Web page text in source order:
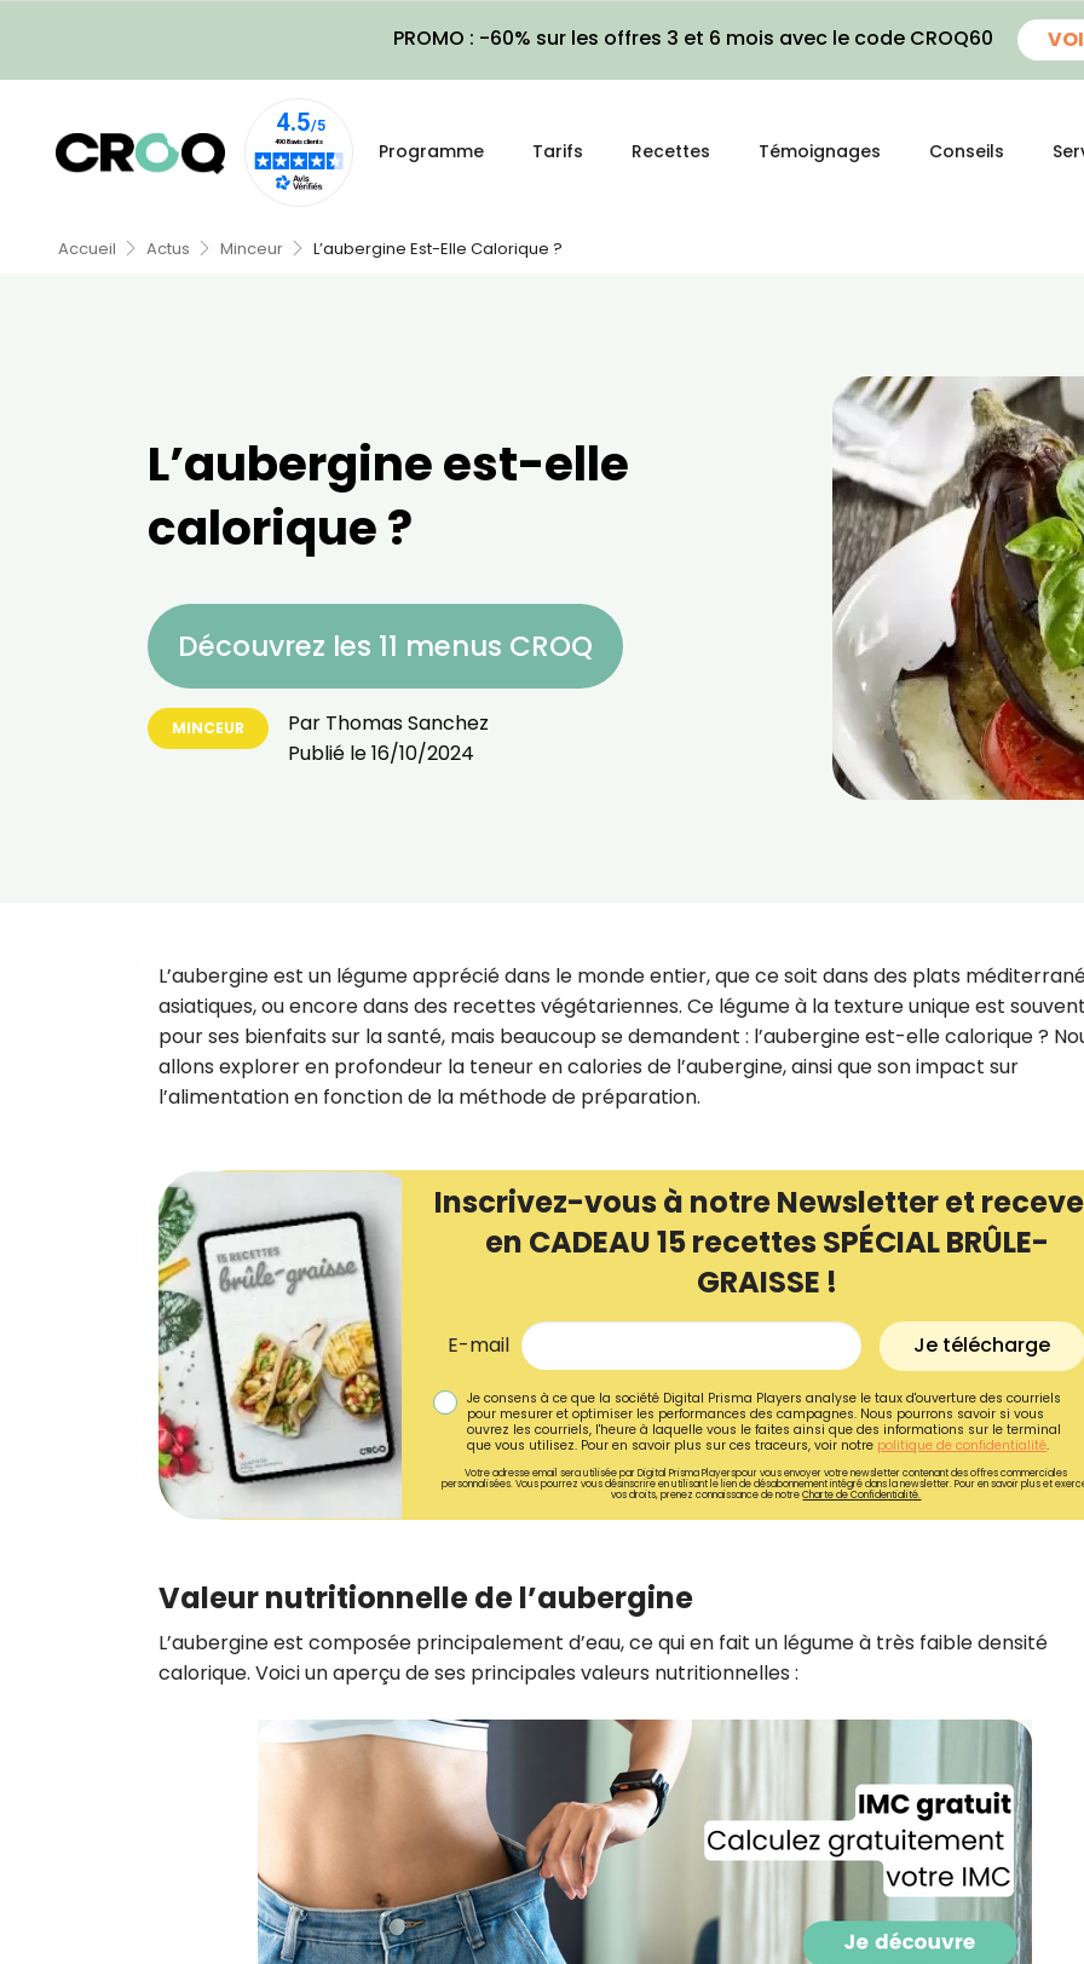
PROMO : -60% sur les offres 3 et 6 mois avec le code CROQ60
Programme Tarifs Recettes Témoignages Conseils
Accueil Actus Minceur L’aubergine Est-Elle Calorique ?
L’aubergine est-elle
calorique ?
Découvrez les 11 menus CROQ
MINCEUR Par Thomas Sanchez
Publié le16/10/2024
L’aubergine est un légume apprécié dans le monde entier, que ce soit dans des plats
asiatiques, ou encore dans des recettes végétariennes. Ce légume à la texture unique est
pour ses bienfaits sur la santé, mais beaucoup se demandent : l’aubergine est-elle calorique ?
allons explorer en profondeur la teneur en calories de l’aubergine, ainsi que son impact sur
l’alimentation en fonction de la méthode de préparation.
Inscrivez-vous à notre Newsletter et
en CADEAU 15 recettes SPÉCIAL BRÛLE-
GRAISSE !
E-mail Je télécharge
Je consens à ce que la société Digital Prisma Players analyse le taux d'ouverture des courriels
pour mesurer et optimiser les performances des campagnes. Nous pourrons savoir si vous
ouvrez les courriels, l'heure à laquelle vous le faites ainsi que des informations sur le terminal
que vous utilisez. Pour en savoir plus sur ces traceurs, voir notre politique de confidentialité.
Votre adresse email sera utilisée par Digital Prisma Playerspour vous envoyer votre newsletter contenant des offres commerciales
personnalisées. Vous pourrez vous désinscrire en utilisant le lien de désabonnement intégré dans la newsletter. Pour en savoir plus et
vos droits, prenez connaissance de notreCharte de Confidentialité.
Valeur nutritionnelle de l’aubergine
L’aubergine est composée principalement d’eau, ce qui en fait un légume à très faible densité
calorique. Voici un aperçu de ses principales valeurs nutritionnelles :